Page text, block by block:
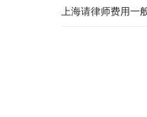
上海请律师费用一